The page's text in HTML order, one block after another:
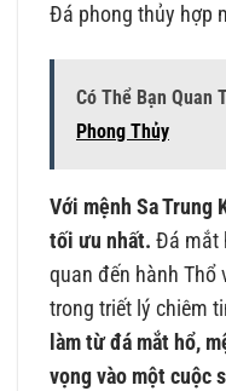
Đá phong thủy hợp
Có Thể Bạn Quan
Phong Thủy
Với mệnh Sa Trung
tối ưu nhất. Đá mắt
quan đến hành Thổ
trong triết lý chiêm
làm từ đá mắt hổ,
vọng vào một cuộc